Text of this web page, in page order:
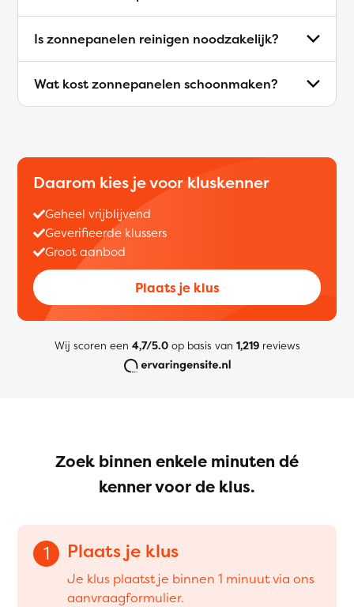
Is zonnepanelen reinigen noodzakelijk?
Wat kost zonnepanelen schoonmaken?
Daarom kies je voor kluskenner
Geheel vrijblijvend
Geverifieerde klussers
Groot aanbod
Plaats je klus
Wij scoren een 4,7/5.0op basis van 1,219reviews
Zoek binnen enkele minuten dé
kenner voor de klus.
1 Plaats je klus
Je klus plaatst je binnen 1 minuut via ons
aanvraagformulier.